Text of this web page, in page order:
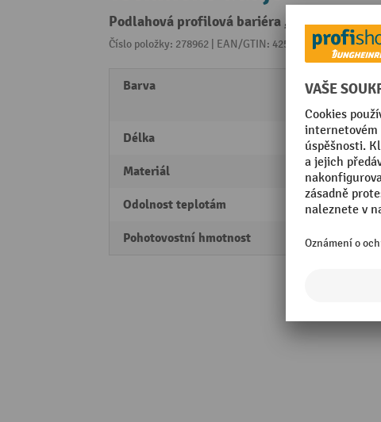
Podlahová profilová bariéra „Mike“, Ø 140
Číslo položky: 278962 | EAN/GTIN: 4250912395787Z
Barva
černá
Délka 500 mm
Materiál polyetylen
Odolnost teplotám -10 - 50 °C
Pohotovostní hmotnost 2,75 kg